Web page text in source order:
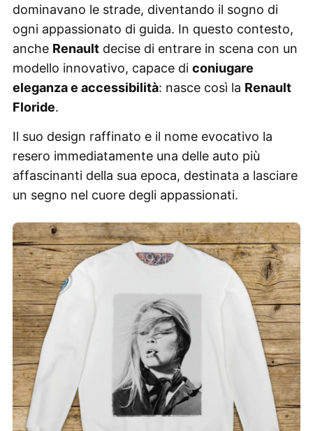
dominavano le strade, diventando il sogno di
ogni appassionato di guida. In questo contesto,
anche Renaultdecise di entrare in scena con un
modello innovativo, capace di coniugare
eleganza e accessibilità: nasce così la Renault
Floride.
Il suo design raffinato e il nome evocativo la
resero immediatamente una delle auto più
affascinanti della sua epoca, destinata a lasciare
un segno nel cuore degli appassionati.